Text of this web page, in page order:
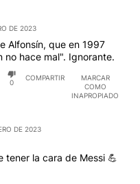
DE 2023
Alfonsín, que en 1997
hace mal". Ignorante.
0
COMPARTIR
MARCAR
COMO
INAPROPIADO
DE 2023
tener la cara de Messi 💪